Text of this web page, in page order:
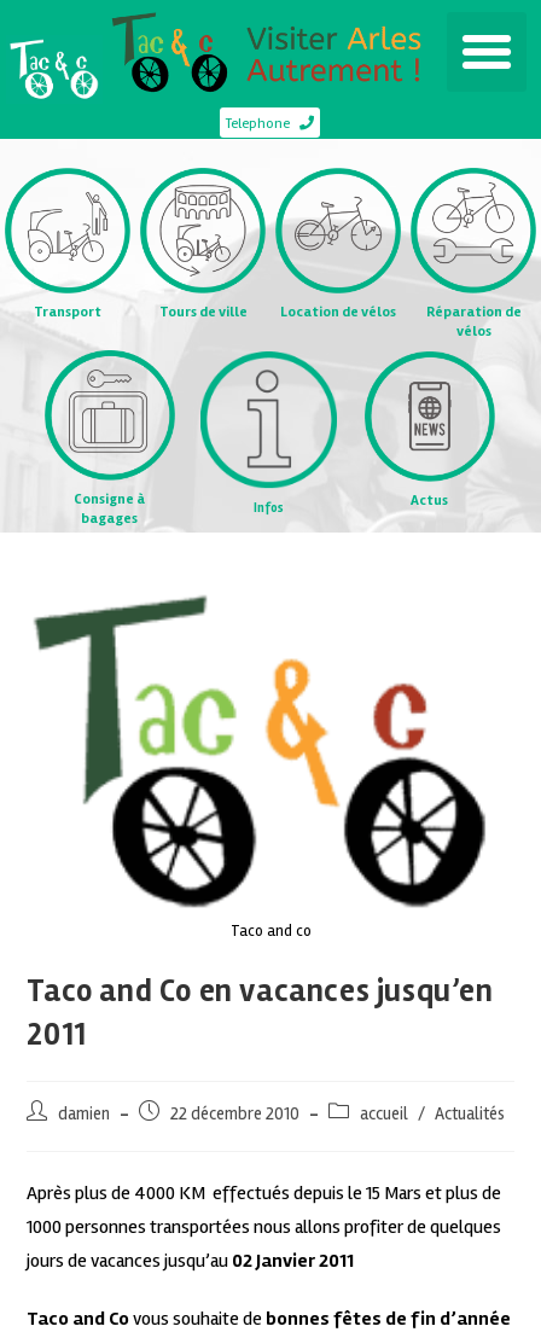
Telephone
Transport Tours de ville Location de vélos
Réparation de
vélos
Consigne à
bagages
Infos Actus
Taco and co
Taco and Co en vacances jusqu’en
2011
damien 22 décembre 2010 accueil / Actualités
Après plus de 4000 KM effectués depuis le 15 Mars et plus de
1000 personnes transportées nous allons profiter de quelques
jours de vacances jusqu’au 02 Janvier 2011
Taco and Covous souhaite de bonnes fêtes de fin d’année